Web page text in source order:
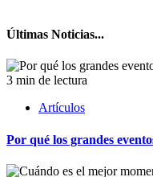
Últimas Noticias...
3 min de lectura
Artículos
Por qué los grandes